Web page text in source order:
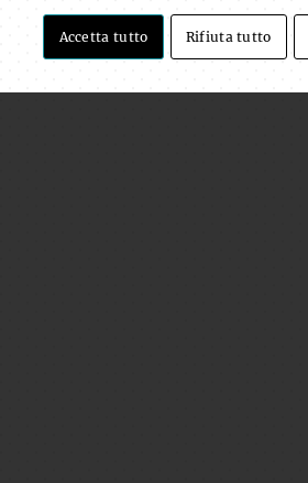
Accetta tutto Rifiuta tutto